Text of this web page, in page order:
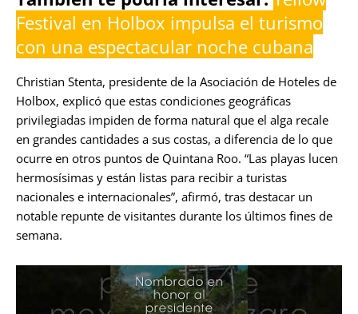
Festival en Holbox impulsa el turismo
con una espectacular noche cubana
Christian Stenta, presidente de la Asociación de Hoteles de
Holbox, explicó que estas condiciones geográficas
privilegiadas impiden de forma natural que el alga recale
en grandes cantidades a sus costas, a diferencia de lo que
ocurre en otros puntos de Quintana Roo. “Las playas lucen
hermosísimas y están listas para recibir a turistas
nacionales e internacionales”, afirmó, tras destacar un
notable repunte de visitantes durante los últimos fines de
semana.